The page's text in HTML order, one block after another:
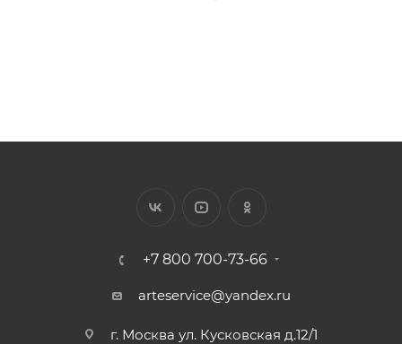
+7 800 700-73-66
arteservice@yandex.ru
г. Москва ул. Кусковская д.12/1